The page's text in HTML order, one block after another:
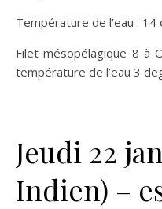
Température de l’eau : 14
Filet mésopélagique 8 à
température de l’eau 3
Jeudi 22
Indien) –